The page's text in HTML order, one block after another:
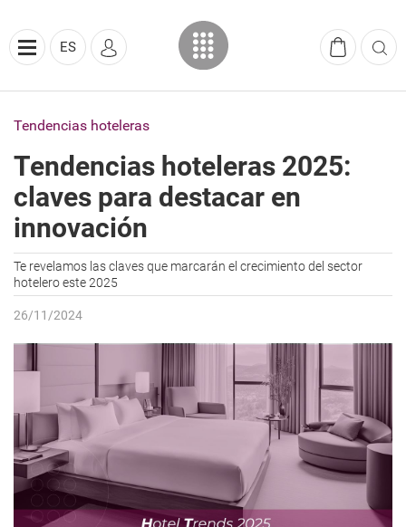
ES
Tendencias hoteleras
Tendencias hoteleras 2025:
claves para destacar en
innovación
Te revelamos las claves que marcarán el crecimiento del sector
hotelero este 2025
26/11/2024